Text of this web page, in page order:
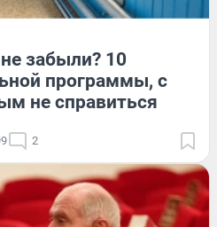
забыли? 10
программы, с
не справиться
2